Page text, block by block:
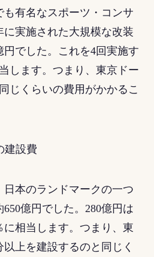
有名なスポーツ・コンサ
に実施された大規模な改装
円でした。これを4回実施す
します。つまり、東京ドー
じくらいの費用がかかるこ
建設費
本のランドマークの一つ
億円でした。280億円は
に相当します。つまり、東
上を建設するのと同じく